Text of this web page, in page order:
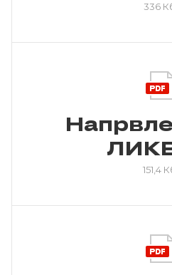
336
151,4